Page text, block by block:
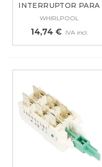
INTERRUPTOR PARA
WHIRLPOOL,...
WHIRLPOOL
14,74 € IVA incl.